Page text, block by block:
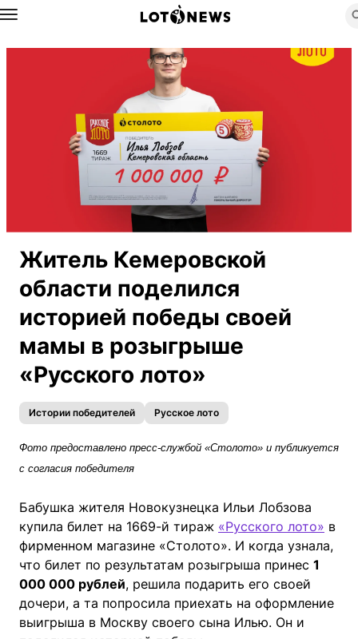
Назад
Житель Кемеровской
области поделился
историей победы своей
мамы в розыгрыше
«Русского лото»
Истории победителей Русское лото
Фото предоставлено пресс-службой «Столото» и публикуется
с согласия победителя
Бабушка жителя Новокузнецка Ильи Лобзова
купила билет на 1669-й тираж «Русского лото» в
фирменном магазине «Столото». И когда узнала,
что билет по результатам розыгрыша принес 1
000 000 рублей, решила подарить его своей
дочери, а та попросила приехать на оформление
выигрыша в Москву своего сына Илью. Он и